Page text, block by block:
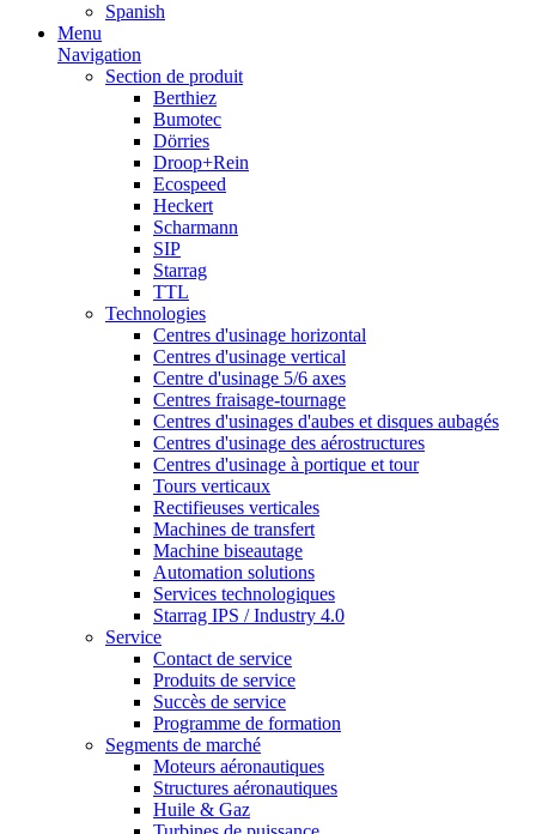
Spanish
Menu
Navigation
Section de produit
Berthiez
Bumotec
Dörries
Droop+Rein
Ecospeed
Heckert
Scharmann
SIP
Starrag
TTL
Technologies
Centres d'usinage horizontal
Centres d'usinage vertical
Centre d'usinage 5/6 axes
Centres fraisage-tournage
Centres d'usinages d'aubes et disques aubagés
Centres d'usinage des aérostructures
Centres d'usinage à portique et tour
Tours verticaux
Rectifieuses verticales
Machines de transfert
Machine biseautage
Automation solutions
Services technologiques
Starrag IPS / Industry 4.0
Service
Contact de service
Produits de service
Succès de service
Programme de formation
Segments de marché
Moteurs aéronautiques
Structures aéronautiques
Huile & Gaz